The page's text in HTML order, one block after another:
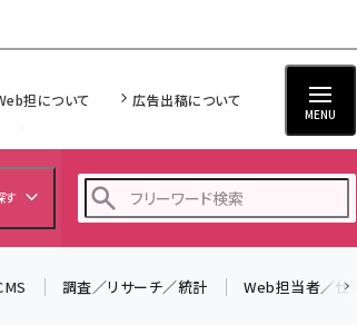
担について 広告出稿について
MENU
す
調査／リサーチ／統計 Web担当者／仕事